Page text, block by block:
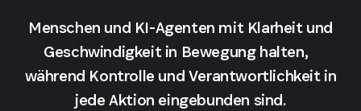
Menschen und KI-Agenten mit Klarheit und
Geschwindigkeit in Bewegung halten,
während Kontrolle und Verantwortlichkeit in
jede Aktion eingebunden sind.